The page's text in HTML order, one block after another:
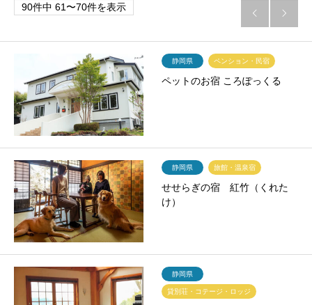
90件中 61〜70件を表示
 
静岡県 ペンション・民宿
ペットのお宿 ころぽっくる
静岡県 旅館・温泉宿
せせらぎの宿 紅竹（くれた
け）
静岡県
貸別荘・コテージ・ロッジ